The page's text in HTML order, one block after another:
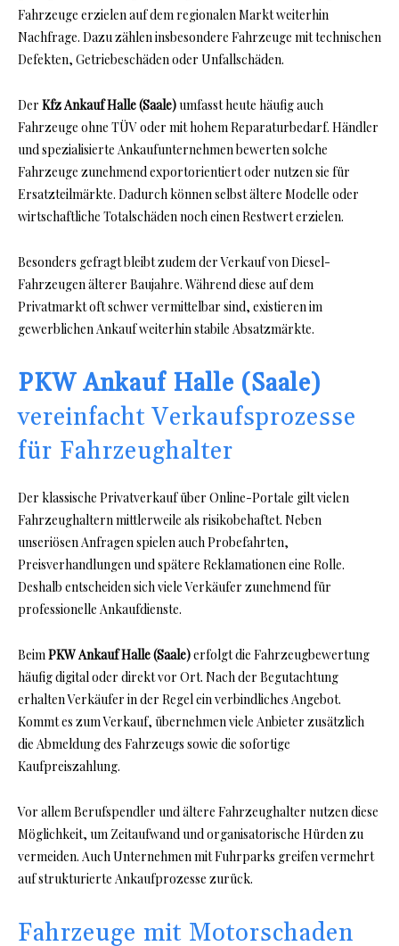
Fahrzeuge erzielen auf dem regionalen Markt weiterhin
Nachfrage. Dazu zählen insbesondere Fahrzeuge mit technischen
Defekten, Getriebeschäden oder Unfallschäden.
Der Kfz Ankauf Halle (Saale)umfasst heute häufig auch
Fahrzeuge ohne TÜV oder mit hohem Reparaturbedarf. Händler
und spezialisierte Ankaufunternehmen bewerten solche
Fahrzeuge zunehmend exportorientiert oder nutzen sie für
Ersatzteilmärkte. Dadurch können selbst ältere Modelle oder
wirtschaftliche Totalschäden noch einen Restwert erzielen.
Besonders gefragt bleibt zudem der Verkauf von Diesel-
Fahrzeugen älterer Baujahre. Während diese auf dem
Privatmarkt oft schwer vermittelbar sind, existieren im
gewerblichen Ankauf weiterhin stabile Absatzmärkte.
PKW Ankauf Halle (Saale)
vereinfacht Verkaufsprozesse
für Fahrzeughalter
Der klassische Privatverkauf über Online-Portale gilt vielen
Fahrzeughaltern mittlerweile als risikobehaftet. Neben
unseriösen Anfragen spielen auch Probefahrten,
Preisverhandlungen und spätere Reklamationen eine Rolle.
Deshalb entscheiden sich viele Verkäufer zunehmend für
professionelle Ankaufdienste.
BeimPKW Ankauf Halle (Saale)erfolgt die Fahrzeugbewertung
häufig digital oder direkt vor Ort. Nach der Begutachtung
erhalten Verkäufer in der Regel ein verbindliches Angebot.
Kommt es zum Verkauf, übernehmen viele Anbieter zusätzlich
die Abmeldung des Fahrzeugs sowie die sofortige
Kaufpreiszahlung.
Vor allem Berufspendler und ältere Fahrzeughalter nutzen diese
Möglichkeit, um Zeitaufwand und organisatorische Hürden zu
vermeiden. Auch Unternehmen mit Fuhrparks greifen vermehrt
auf strukturierte Ankaufprozesse zurück.
Fahrzeuge mit Motorschaden